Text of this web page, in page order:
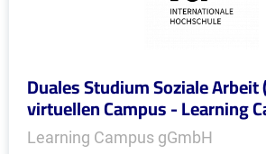
Duales Studium Soziale Arbeit
virtuellen Campus - Learning
Learning Campus gGmbH